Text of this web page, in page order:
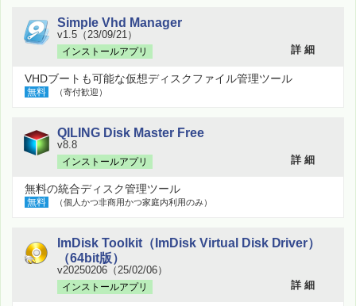
Simple Vhd Manager
v1.5（23/09/21）
インストールアプリ
詳 細
VHDブートも可能な仮想ディスクファイル管理ツール
無料 （寄付歓迎）
QILING Disk Master Free
v8.8
インストールアプリ
詳 細
無料の統合ディスク管理ツール
無料 （個人かつ非商用かつ家庭内利用のみ）
ImDisk Toolkit（ImDisk Virtual Disk Driver）
（64bit版）
v20250206（25/02/06）
インストールアプリ
詳 細